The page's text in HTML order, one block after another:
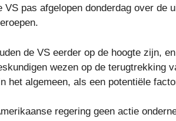
VS pas afgelopen donderdag over de
de VS eerder op de hoogte zijn,
wezen op de terugtrekking
het algemeen, als een potentiële
regering geen actie